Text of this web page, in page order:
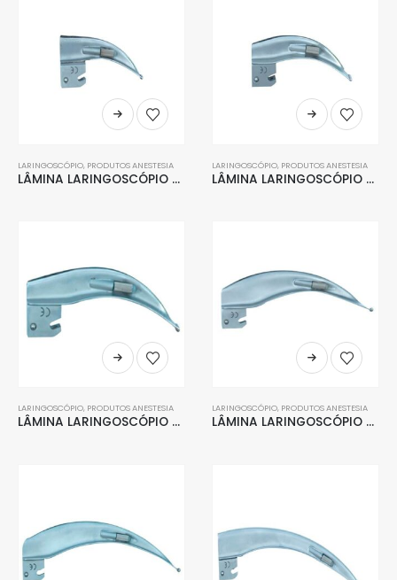
LARINGOSCÓPIO, PRODUTOS ANESTESIA
LÂMINA LARINGOSCÓPIO CURVA CONVENCIONAL AÇO INOX 0
LARINGOSCÓPIO, PRODUTOS ANESTESIA
LÂMINA LARINGOSCÓPIO CURVA CONVENCIONAL AÇO INOX 1
LARINGOSCÓPIO, PRODUTOS ANESTESIA
LÂMINA LARINGOSCÓPIO CURVA CONVENCIONAL AÇO INOX 2
LARINGOSCÓPIO, PRODUTOS ANESTESIA
LÂMINA LARINGOSCÓPIO CURVA CONVENCIONAL AÇO INOX 3